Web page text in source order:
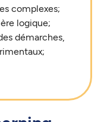
complexes;
logique;
démarches,